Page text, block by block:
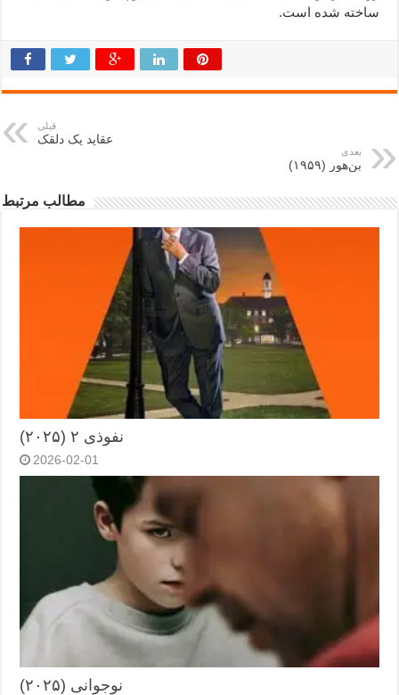
ساخته شده است.
قبلی
عقاید یک دلقک
بعدی
بن‌هور (۱۹۵۹)
مطالب مرتبط
نفوذی ۲ (۲۰۲۵)
2026-02-01
نوجوانی (۲۰۲۵)